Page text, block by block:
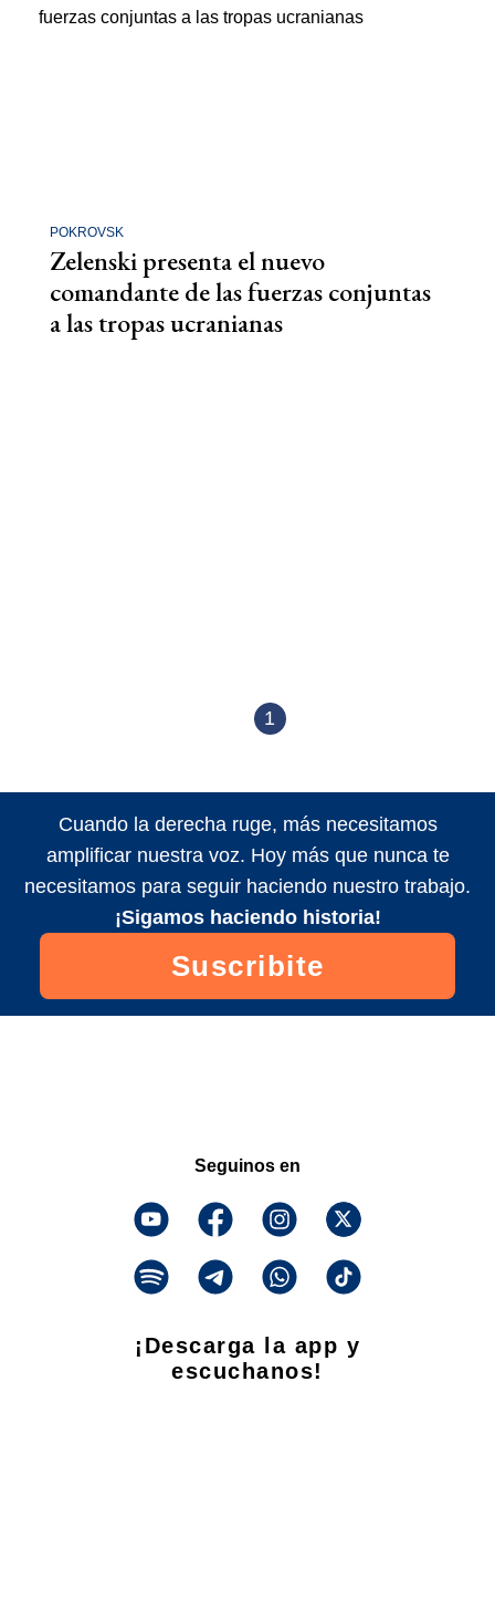
POKROVSK
Zelenski presenta el nuevo
comandante de las fuerzas conjuntas
a las tropas ucranianas
1
Cuando la derecha ruge, más necesitamos
amplificar nuestra voz. Hoy más que nunca te
necesitamos para seguir haciendo nuestro trabajo.
¡Sigamos haciendo historia!
Suscribite
Seguinos en
¡Descarga la app y
escuchanos!